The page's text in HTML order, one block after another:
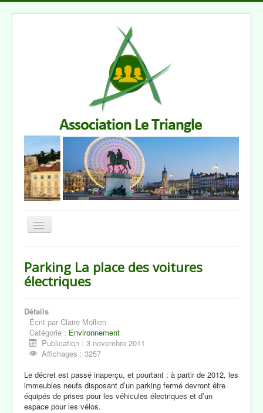
Basculer
Revue de Presse
Contacts
Parking La place des voitures
électriques
Détails
Écrit par Claire Mollien
Catégorie : Environnement
Publication : 3 novembre 2011
Affichages : 3257
Le décret est passé inaperçu, et pourtant : à partir de 2012, les
immeubles neufs disposant d’un parking fermé devront être
équipés de prises pour les véhicules électriques et d’un
espace pour les vélos.